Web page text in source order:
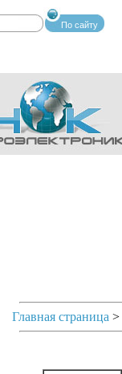
По сайту
Главная страница >